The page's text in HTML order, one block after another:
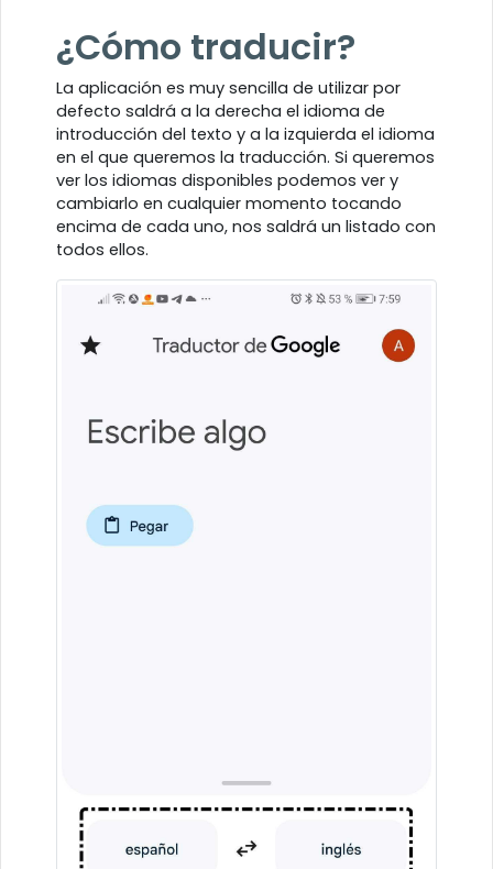
¿Cómo traducir?
La aplicación es muy sencilla de utilizar por
defecto saldrá a la derecha el idioma de
introducción del texto y a la izquierda el idioma
en el que queremos la traducción. Si queremos
ver los idiomas disponibles podemos ver y
cambiarlo en cualquier momento tocando
encima de cada uno, nos saldrá un listado con
todos ellos.